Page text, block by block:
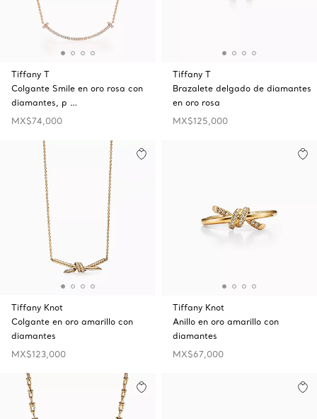
Tiffany T
Colgante Smile en oro rosa con
diamantes, p …
MX$74,000
Tiffany T
Brazalete delgado de diamantes
en oro rosa
MX$125,000
Tiffany Knot
Colgante en oro amarillo con
diamantes
MX$123,000
Tiffany Knot
Anillo en oro amarillo con
diamantes
MX$67,000